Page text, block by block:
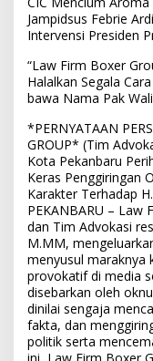
Jampidsus Febrie
Intervensi Presiden
“Law Firm Boxer
Halalkan Segala
bawa Nama Pak
*PERNYATAAN
GROUP* (Tim
Kota Pekanbaru
Keras Penggiringan
Karakter Terhadap
PEKANBARU – Law
dan Tim Advokasi
M.MM,
menyusul maraknya
provokatif di media
disebarkan oleh
dinilai sengaja
fakta, dan
politik serta